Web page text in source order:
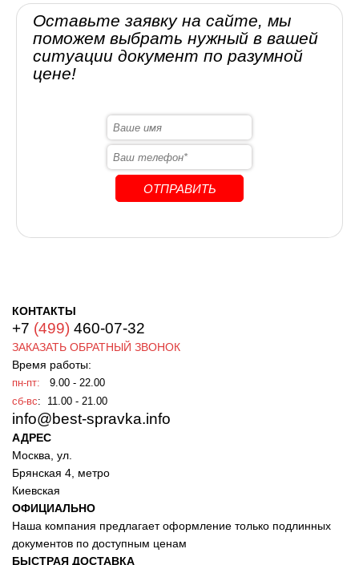
Оставьте заявку на сайте, мы
поможем выбрать нужный в вашей
ситуации документ по разумной
цене!
КОНТАКТЫ
+7 (499) 460-07-32
ЗАКАЗАТЬ ОБРАТНЫЙ ЗВОНОК
Время работы:
пн-пт: 9.00 - 22.00
сб-вс: 11.00 - 21.00
info@best-spravka.info
АДРЕС
Москва, ул.
Брянская 4, метро
Киевская
ОФИЦИАЛЬНО
Наша компания предлагает оформление только подлинных
документов по доступным ценам
БЫСТРАЯ ДОСТАВКА